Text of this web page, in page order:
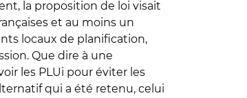
la proposition de loi visait
et au moins un
locaux de planification,
Que dire à une
les PLUi pour éviter les
qui a été retenu, celui